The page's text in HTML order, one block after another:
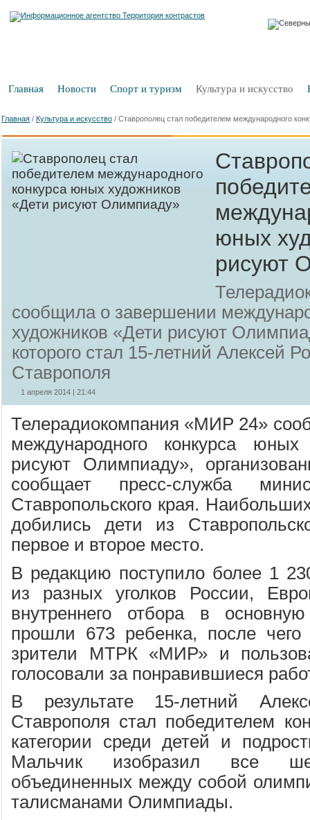
Главная Новости Спорт и туризм Культура и искусство
Главная / Культура и искусство / Ставрополец стал победителем международного
юных
рисуют
сообщила о завершении
художников «Дети рисуют
которого стал 15-летний Алексей
Ставрополя
1 апреля 2014 | 21:44
Телерадиокомпания «МИР 24»
международного конкурса
рисуют Олимпиаду»,
сообщает пресс-служба
Ставропольского края.
добились дети из
первое и второе место.
В редакцию поступило более 1
из разных уголков России,
внутреннего отбора в
прошли 673 ребенка, после
зрители МТРК «МИР» и
голосовали за понравившиеся
В результате 15-летний
Ставрополя стал победителем
категории среди детей и
Мальчик изобразил все
объединенных между собой
талисманами Олимпиады.